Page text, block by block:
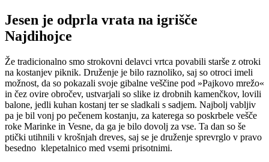
Jesen je odprla vrata na igrišče
Najdihojce
Že tradicionalno smo strokovni delavci vrtca povabili starše z otroki
na kostanjev piknik. Druženje je bilo raznoliko, saj so otroci imeli
možnost, da so pokazali svoje gibalne veščine pod »Pajkovo mrežo«
in čez ovire obročev, ustvarjali so slike iz drobnih kamenčkov, lovili
balone, jedli kuhan kostanj ter se sladkali s sadjem. Najbolj vabljiv
pa je bil vonj po pečenem kostanju, za katerega so poskrbele vešče
roke Marinke in Vesne, da ga je bilo dovolj za vse. Ta dan so še
ptički utihnili v krošnjah dreves, saj se je druženje sprevrglo v pravo
besedno klepetalnico med vsemi prisotnimi.